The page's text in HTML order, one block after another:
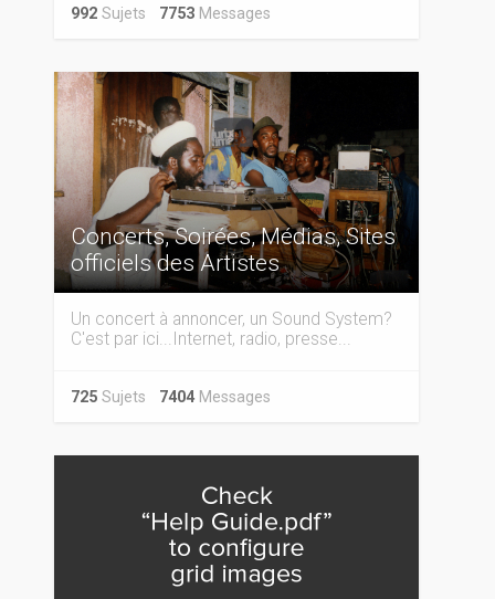
992Sujets 7753Messages
Concerts, Soirées, Médias, Sites
officiels des Artistes
Un concert à annoncer, un Sound System?
C'est par ici...Internet, radio, presse...
725Sujets 7404Messages